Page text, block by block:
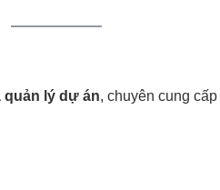
quản lý dự án, chuyên cung cấp